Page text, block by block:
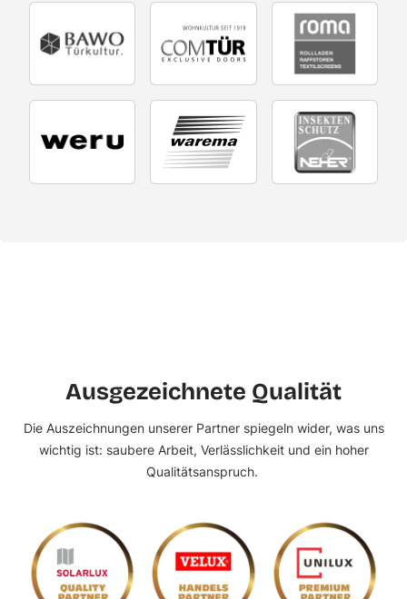
Ausgezeichnete Qualität
Die Auszeichnungen unserer Partner spiegeln wider, was uns
wichtig ist: saubere Arbeit, Verlässlichkeit und ein hoher
Qualitätsanspruch.